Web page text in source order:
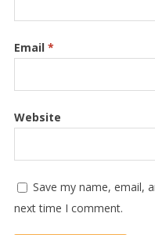
Email *
Website
Save my name, email,
next time I comment.